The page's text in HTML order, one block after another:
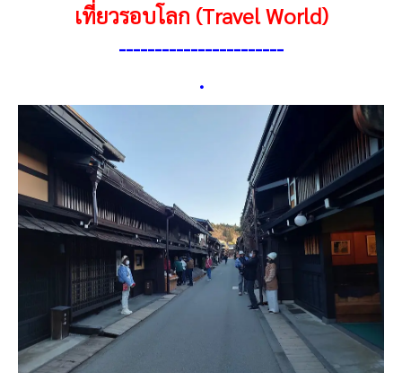
เที่ยวรอบโลก (Travel World)
-----------------------
.